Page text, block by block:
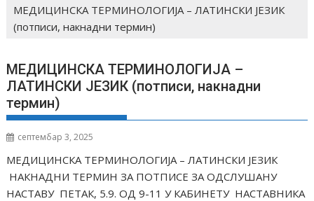
МЕДИЦИНСКА ТЕРМИНОЛОГИЈА – ЛАТИНСКИ ЈЕЗИК
(потписи, накнадни термин)
МЕДИЦИНСКА ТЕРМИНОЛОГИЈА –
ЛАТИНСКИ ЈЕЗИК (потписи, накнадни
термин)
септембар 3, 2025
МЕДИЦИНСКА ТЕРМИНОЛОГИЈА – ЛАТИНСКИ ЈЕЗИК
НАКНАДНИ ТЕРМИН ЗА ПОТПИСЕ ЗА ОДСЛУШАНУ
НАСТАВУ ПЕТАК, 5.9. ОД 9-11 У КАБИНЕТУ НАСТАВНИКА